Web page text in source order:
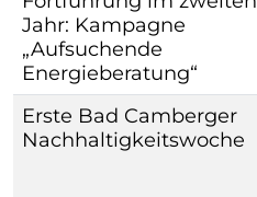
Jahr: Kampagne
„Aufsuchende
Energieberatung“
Erste Bad Camberger
Nachhaltigkeitswoche